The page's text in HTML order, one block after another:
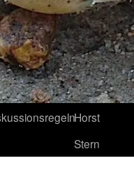
Horst
Stern